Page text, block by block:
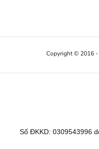
Copyright © 2016
Số ĐKKD: 0309543996